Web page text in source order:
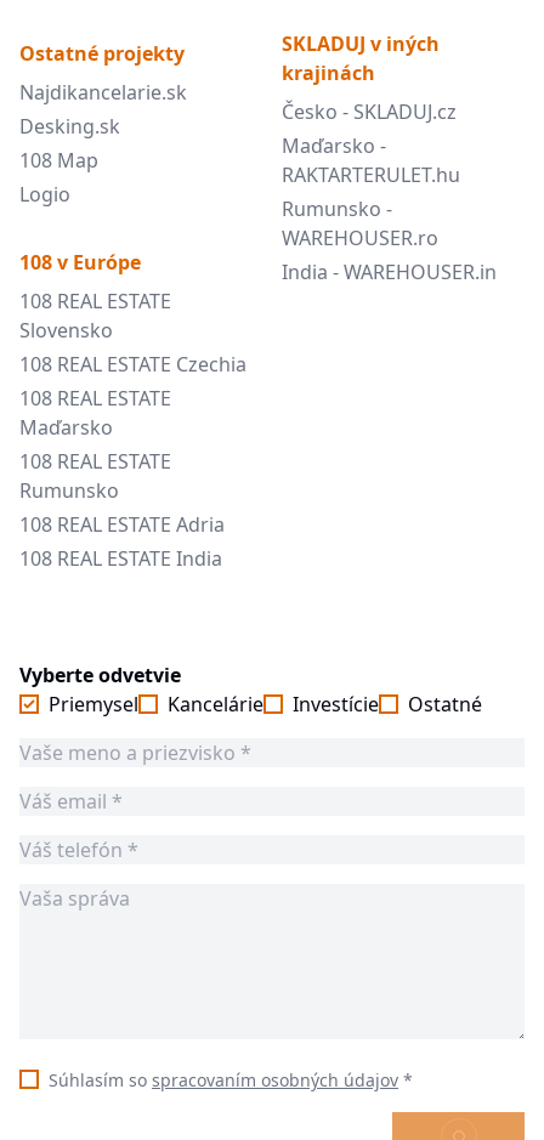
Ostatné projekty
Najdikancelarie.sk
Desking.sk
108 Map
Logio
108 v Európe
108 REAL ESTATE
Slovensko
108 REAL ESTATE Czechia
108 REAL ESTATE
Maďarsko
108 REAL ESTATE
Rumunsko
108 REAL ESTATE Adria
108 REAL ESTATE India
SKLADUJ v iných
krajinách
Česko - SKLADUJ.cz
Maďarsko -
RAKTARTERULET.hu
Rumunsko -
WAREHOUSER.ro
India - WAREHOUSER.in
Vyberte odvetvie
Priemysel
Kancelárie Investície Ostatné
Súhlasím so spracovaním osobných údajov *